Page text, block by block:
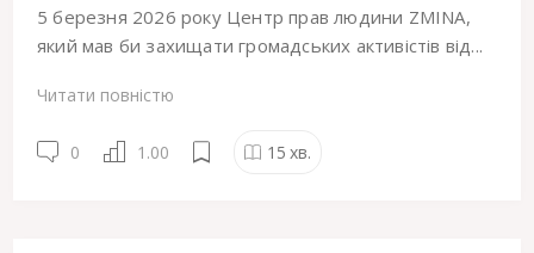
5 березня 2026 року Центр прав людини ZMINA,
який мав би захищати громадських активістів від...
Читати повністю
0 1.00 15 хв.